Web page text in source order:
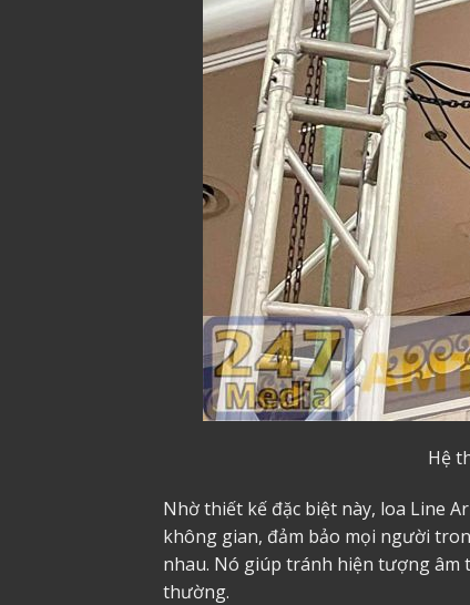
Hệ
Nhờ thiết kế đặc biệt này, loa Line
không gian, đảm bảo mọi người
nhau. Nó giúp tránh hiện tượng âm
thường.